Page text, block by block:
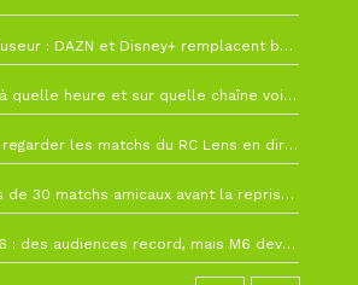
La Liga change de diffuseur : DAZN et Disney+ remplacent beIN Sports !
RC Lens – Villarreal : à quelle heure et sur quelle chaîne voir la finale de la Como Cup ?
Como Cup : comment regarder les matchs du RC Lens en direct ?
Ligue 1+ diffusera plus de 30 matchs amicaux avant la reprise de la Ligue 1
Coupe du monde 2026 : des audiences record, mais M6 devrait perdre très gros !